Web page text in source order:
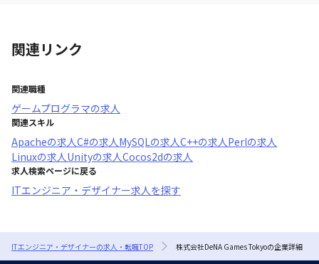
関連リンク
関連職種
ゲームプログラマの求人
関連スキル
Apacheの求人C#の求人 MySQLの求人C++の求人 Perlの求人
Linuxの求人 Unityの求人Cocos2dの求人
求人検索ページに戻る
ITエンジニア・デザイナー求人を探す
ITエンジニア・デザイナーの求人・転職TOP 株式会社DeNA Games Tokyoの企業詳細